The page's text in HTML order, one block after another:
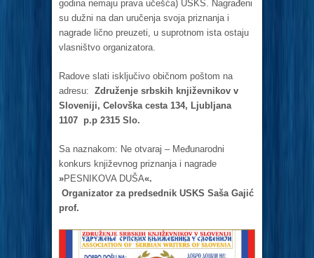
godina nemaju prava učešća) USKS. Nagrađeni
su dužni na dan uručenja svoja priznanja i
nagrade lično preuzeti, u suprotnom ista ostaju
vlasništvo organizatora.
Radove slati isključivo običnom poštom na
adresu: Združenje srbskih književnikov v
Sloveniji, Celovška cesta 134, Ljubljana
1107 p.p 2315 Slo.
Sa naznakom: Ne otvaraj – Međunarodni
konkurs književnog priznanja i nagrade
»PESNIKOVA DUŠA«.
Organizator za predsednik USKS Saša Gajić
prof.